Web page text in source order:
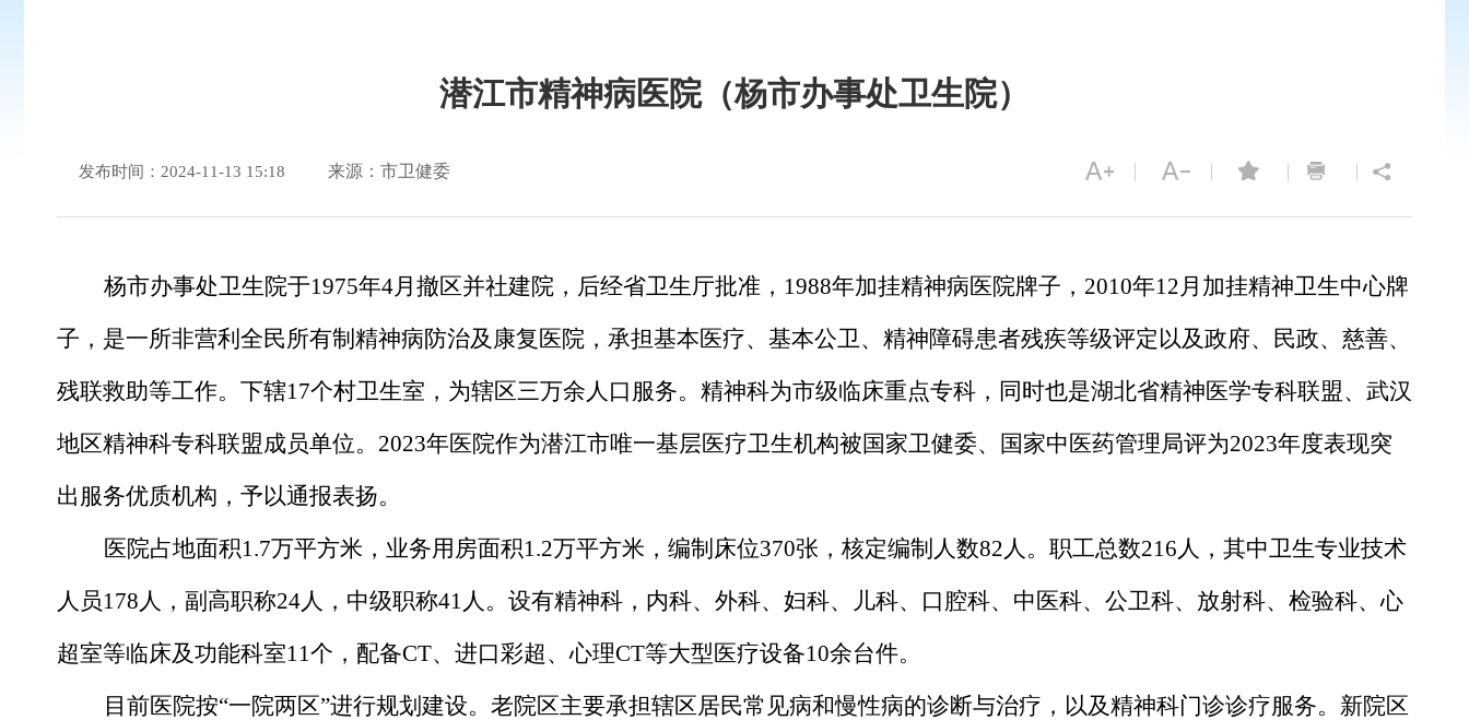
潜江市精神病医院（杨市办事处卫生院）
发布时间：2024-11-13 15:18 来源：市卫健委
杨市办事处卫生院于1975年4月撤区并社建院，后经省卫生厅批准， 1988年加挂精神病医院牌子， 2010年12月加挂精神卫生中心牌
子，是一所非营利全民所有制精神病防治及康复医院，承担基本医疗、基本公卫、精神障碍患者残疾等级评定以及政府、民政、慈善、
残联救助等工作。下辖17个村卫生室，为辖区三万余人口服务。精神科为市级临床重点专科，同时也是湖北省精神医学专科联盟、武汉
地区精神科专科联盟成员单位。 2023年医院作为潜江市唯一基层医疗卫生机构被国家卫健委、国家中医药管理局评为2023年度表现突
出服务优质机构，予以通报表扬。
医院占地面积1.7万平方米，业务用房面积1.2万平方米， 编制床位370张，核定编制人数82人。职工总数216人，其中卫生专业技术
人员178人，副高职称24人，中级职称41人。设有精神科，内科、外科、妇科、儿科、口腔科、中医科、公卫科、放射科、检验科、心
超室等临床及功能科室11个，配备CT、进口彩超、心理CT等大型医疗设备10余台件。
目前医院按“一院两区”进行规划建设。老院区主要承担辖区居民常见病和慢性病的诊断与治疗，以及精神科门诊诊疗服务。新院区